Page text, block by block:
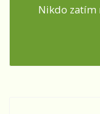
Nikdo zatím